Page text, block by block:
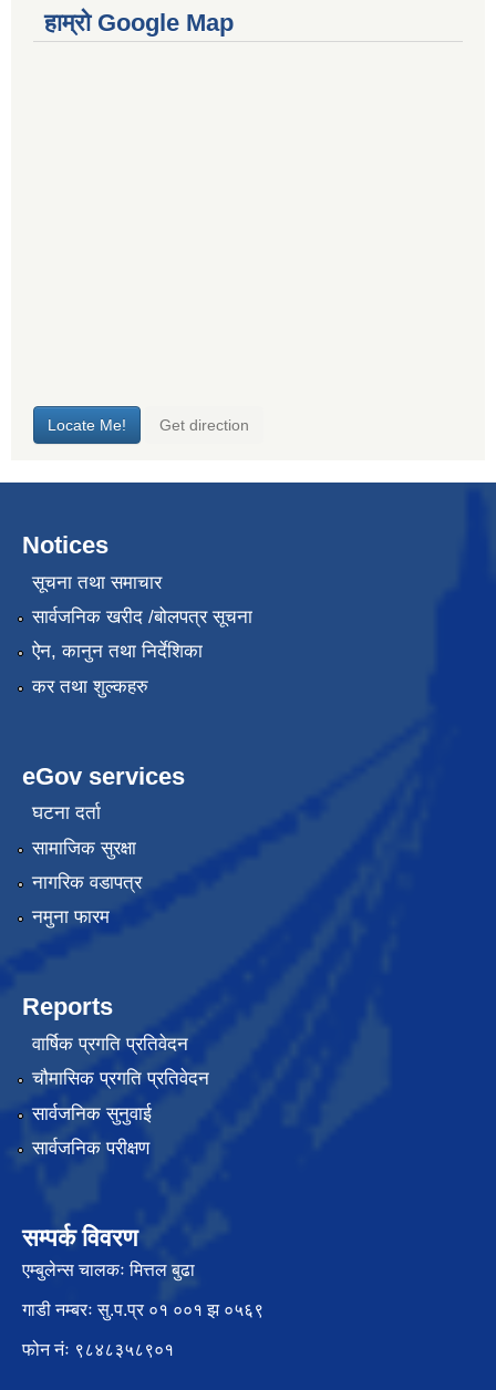
हाम्रो Google Map
Notices
सूचना तथा समाचार
सार्वजनिक खरीद /बोलपत्र सूचना
ऐन, कानुन तथा निर्देशिका
कर तथा शुल्कहरु
eGov services
घटना दर्ता
सामाजिक सुरक्षा
नागरिक वडापत्र
नमुना फारम
Reports
वार्षिक प्रगति प्रतिवेदन
चौमासिक प्रगति प्रतिवेदन
सार्वजनिक सुनुवाई
सार्वजनिक परीक्षण
सम्पर्क विवरण
एम्बुलेन्स चालकः मित्तल बुढा
गाडी नम्बरः सु.प.प्र ०१ ००१ झ ०५६९
फोन नंः ९८४८३५८९०१